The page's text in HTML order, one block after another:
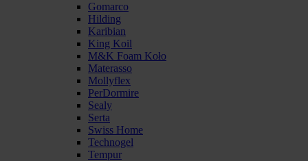
Gomarco
Hilding
Karibian
King Koil
M&K Foam Koło
Materasso
Mollyflex
PerDormire
Sealy
Serta
Swiss Home
Technogel
Tempur